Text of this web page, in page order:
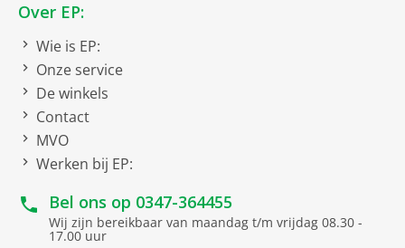
Over EP:
Wie is EP:
Onze service
De winkels
Contact
MVO
Werken bij EP:
Bel ons op 0347-364455
Wij zijn bereikbaar van maandag t/m vrijdag 08.30 -
17.00 uur